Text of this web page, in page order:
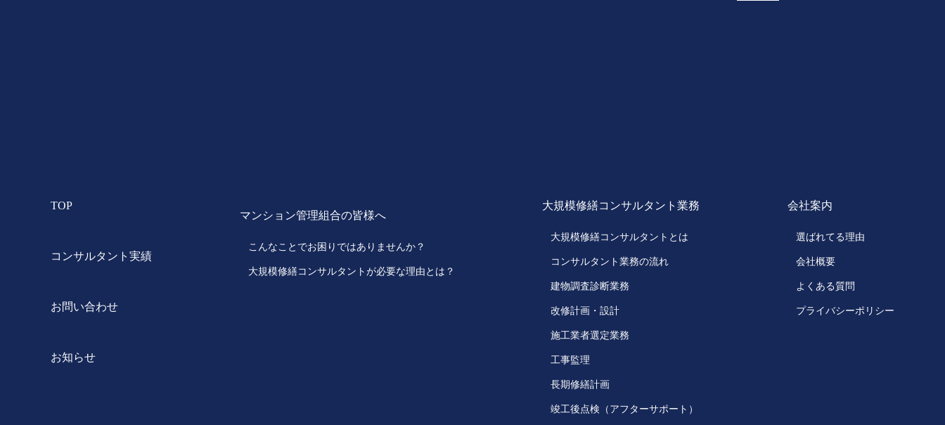
TOP
コンサルタント実績
お問い合わせ
お知らせ
マンション管理組合の皆様へ
こんなことでお困りではありませんか？
大規模修繕コンサルタントが必要な理由とは？
大規模修繕コンサルタント業務
大規模修繕コンサルタントとは
コンサルタント業務の流れ
建物調査診断業務
改修計画・設計
施工業者選定業務
工事監理
長期修繕計画
竣工後点検（アフターサポート）
会社案内
選ばれてる理由
会社概要
よくある質問
プライバシーポリシー